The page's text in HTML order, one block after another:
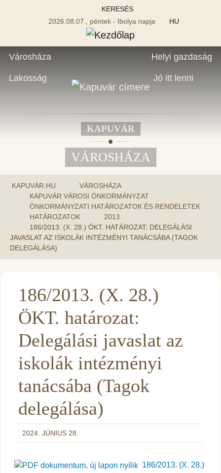
KERESÉS
2026.08.07., péntek - Ibolya napja
HU
Városháza
Lakosság
Helyi gazdaság
Jó itt lenni
KAPUVÁR
VÁROSHÁZA
KAPUVÁR.HU
VÁROSHÁZA
KAPUVÁR VÁROSI ÖNKORMÁNYZAT
ÖNKORMÁNYZATI HATÁROZATOK ÉS RENDELETEK
HATÁROZATOK
2013
186/2013. (X. 28.) ÖKT. HATÁROZAT: DELEGÁLÁSI
JAVASLAT AZ ISKOLÁK INTÉZMÉNYI TANÁCSÁBA (TAGOK
DELEGÁLÁSA)
186/2013. (X. 28.)
ÖKT. határozat:
Delegálási javaslat az
iskolák intézményi
tanácsába (Tagok
delegálása)
2024. JÚNIUS 28.
186/2013. (X. 28.)